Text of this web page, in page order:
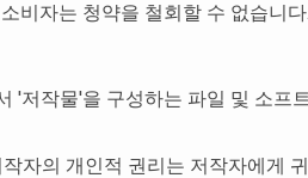
비자는 청약을 철회할 수 없습니다.
'저작물'을 구성하는 파일 및 소프
자의 개인적 권리는 저작자에게